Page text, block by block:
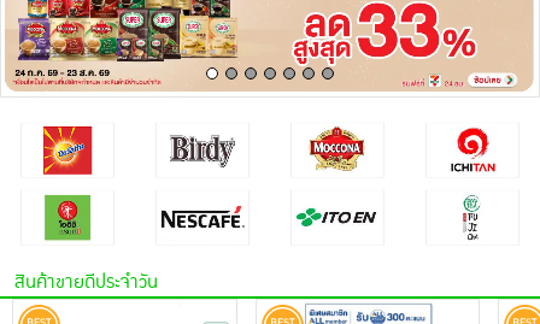
เครื่องดื่มและผงชงดื่ม
เครื่องปรุงรสและของแห้ง
ขนมขบเคี้ยว และช็อคโกแลต
อาหารสด ผัก ผลไม้และเบเกอรี่
มือถือ
พระเครื่อง test pop
สินค้าขายดีประจำวัน